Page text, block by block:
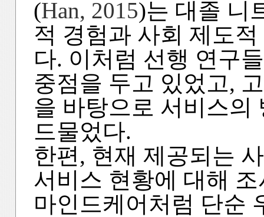
(Han, 2015)는 대졸 니
적 경험과 사회 제도
다. 이처럼 선행 연구
중점을 두고 있었고,
을 바탕으로 서비스의
드물었다.
한편, 현재 제공되는
서비스 현황에 대해
마인드케어처럼 단순